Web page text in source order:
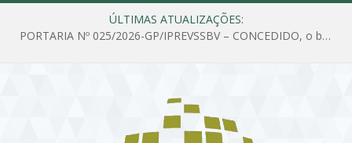
ÚLTIMAS ATUALIZAÇÕES:
PORTARIA Nº 025/2026-GP/IPREVSSBV – CONCEDIDO, o benefício de PENSÃO a MARIA ESTELA DOS SANTOS SOUZA